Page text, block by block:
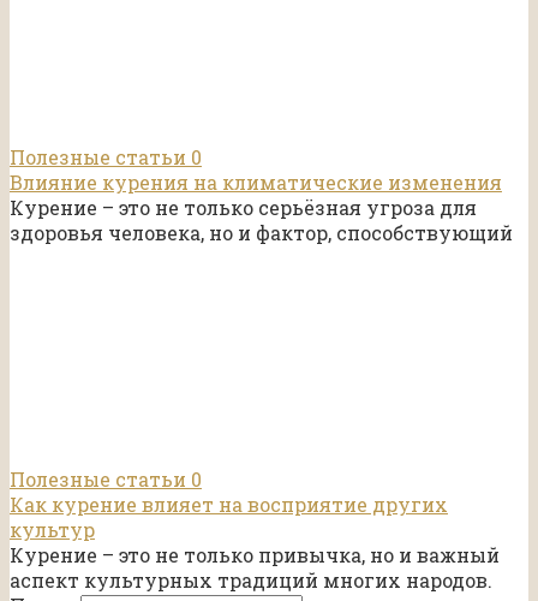
Полезные статьи 0
Влияние курения на климатические изменения
Курение – это не только серьёзная угроза для
здоровья человека, но и фактор, способствующий
Полезные статьи 0
Как курение влияет на восприятие других
культур
Курение – это не только привычка, но и важный
аспект культурных традиций многих народов.